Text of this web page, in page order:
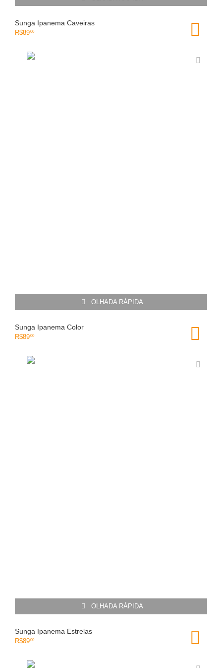
Sunga Ipanema Caveiras
R$8900
OLHADA RÁPIDA
Sunga Ipanema Color
R$8900
OLHADA RÁPIDA
Sunga Ipanema Estrelas
R$8900